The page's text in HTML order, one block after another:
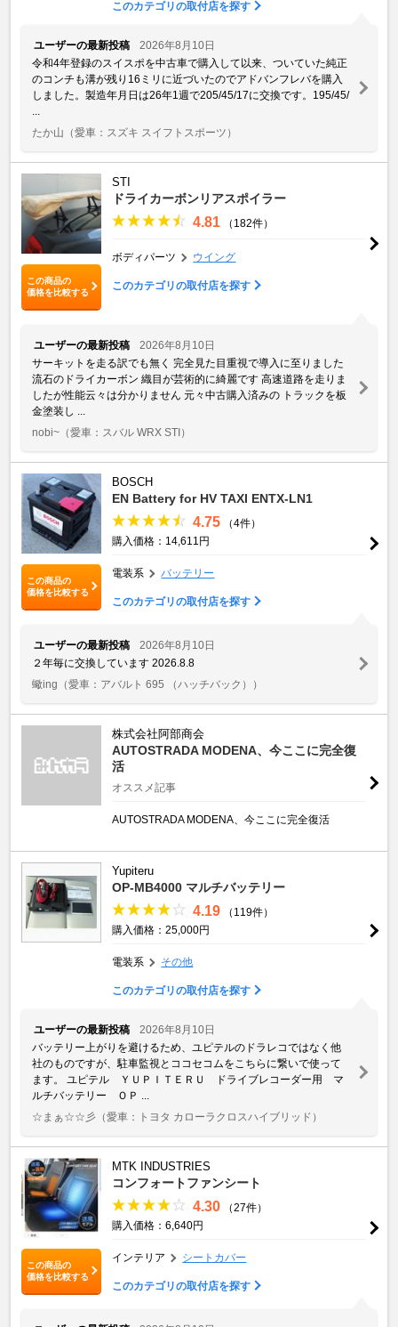
このカテゴリの取付店を探す
ユーザーの最新投稿
2026年8月10日
令和4年登録のスイスポを中古車で購入して以来、ついていた純正
のコンチも溝が残り16ミリに近づいたのでアドバンフレバを購入
しました。製造年月日は26年1週で205/45/17に交換です。195/45/
たか山 （愛車：スズキ スイフトスポーツ）
この商品の
価格を比較する
STI
ドライカーボンリアスポイラー
4.81 （182件）
ボディパーツ ウイング
このカテゴリの取付店を探す
ユーザーの最新投稿
2026年8月10日
サーキットを走る訳でも無く 完全見た目重視で導入に至りました
流石のドライカーボン 織目が芸術的に綺麗です 高速道路を走りま
したが性能云々は分かりません 元々中古購入済みの トラックを板
金塗装し ...
nobi~ （愛車：スバル WRX STI）
この商品の
価格を比較する
BOSCH
EN Battery for HV TAXI ENTX-LN1
4.75
（4件）
購入価格：14,611円
電装系 バッテリー
このカテゴリの取付店を探す
ユーザーの最新投稿
2026年8月10日
２年毎に交換しています 2026.8.8
蠍ing （愛車：アバルト 695 （ハッチバック））
株式会社阿部商会
AUTOSTRADA MODENA、今ここに完全復
活
オススメ記事
AUTOSTRADA MODENA、今ここに完全復活
Yupiteru
OP-MB4000 マルチバッテリー
4.19
（119件）
購入価格：25,000円
電装系 その他
このカテゴリの取付店を探す
ユーザーの最新投稿
2026年8月10日
バッテリー上がりを避けるため、ユピテルのドラレコではなく他
社のものですが、駐車監視とココセコムをこちらに繋いで使って
ます。 ユピテル ＹＵＰＩＴＥＲＵ ドライブレコーダー用 マ
ルチバッテリー ＯＰ ...
☆まぁ☆☆彡 （愛車：トヨタ カローラクロスハイブリッド）
この商品の
価格を比較する
MTK INDUSTRIES
コンフォートファンシート
4.30
（27件）
購入価格：6,640円
インテリア シートカバー
このカテゴリの取付店を探す